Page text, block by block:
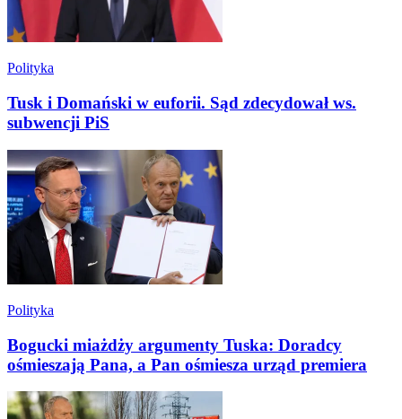
Polityka
Tusk i Domański w euforii. Sąd zdecydował ws.
subwencji PiS
Polityka
Bogucki miażdży argumenty Tuska: Doradcy
ośmieszają Pana, a Pan ośmiesza urząd premiera